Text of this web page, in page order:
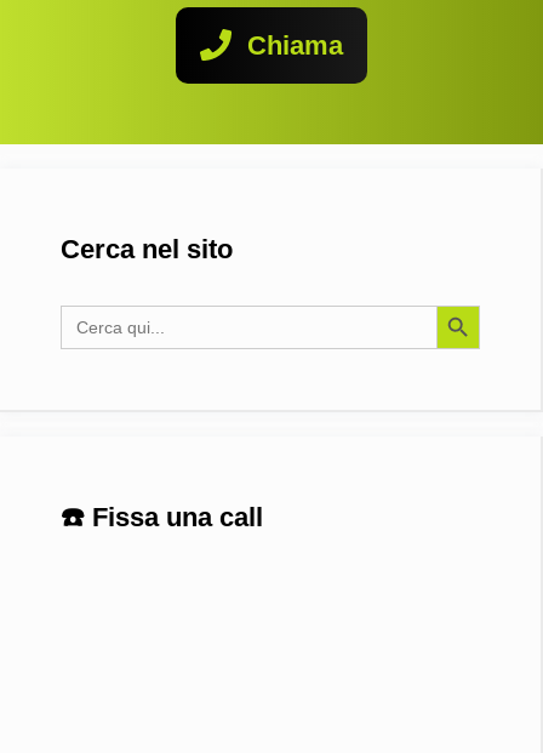
Chiama
Cerca nel sito
Search
for:
Search Button
☎️ Fissa una call